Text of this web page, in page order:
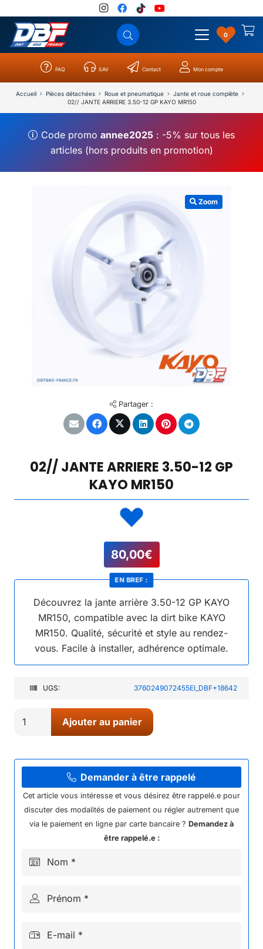
0
FAQ SAV Contact Mon compte
Accueil Pièces détachées Roue et pneumatique
Jante et roue complète
02// JANTE ARRIERE 3.50-12 GP KAYO MR150
Code promoannee2025 : -5% sur tous les
articles (hors produits en promotion)
Zoom
Partager :
02// JANTE ARRIERE 3.50-12 GP
KAYO MR150
80,00€
Découvrez la jante arrière 3.50-12 GP KAYO
MR150, compatible avec la dirt bike KAYO
MR150. Qualité, sécurité et style au rendez-
vous. Facile à installer, adhérence optimale.
EN BREF :
UGS: 3760249072455EI_DBF+18642
JANTE
3.50-
Ajouter au panier
Demander à être rappelé
Cet article vous intéresse et vous désirez être rappelé.e pour
discuter des modalités de paiement ou régler autrement que
via le paiement en ligne par carte bancaire ? Demandez à
être rappelé.e :
Nom *
Prénom *
E-mail *
Catégories Résultats